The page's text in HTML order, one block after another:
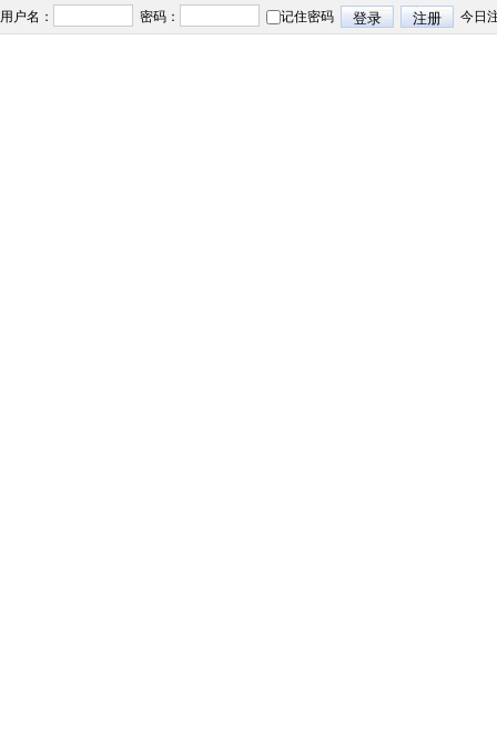
用户名： 密码： 记住密码 今日